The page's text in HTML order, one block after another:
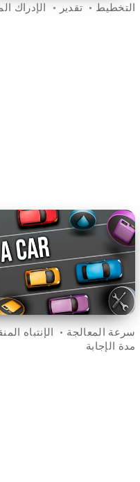
التخطيط تقدير الإدراك
سرعة المعالجة
الإنتباه
مدة الإجابة